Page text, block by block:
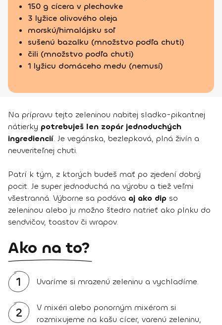
150 g cícera v plechovke
3 lyžice olivového oleja
morskú/himalájsku soľ
sušenú bazalku (množstvo podľa chuti)
čili (množstvo podľa chuti)
1 lyžicu domáceho medu (nemusí)
Na prípravu tejto zeleninou nabitej sladko-pikantnej
nátierky potrebuješ len zopár jednoduchých
ingrediencií. Je vegánska, bezlepková, plná živín a
neuveriteľnej chuti.
Patrí k tým, z ktorých budeš mať po zjedení dobrý
pocit. Je super jednoduchá na výrobu a tiež veľmi
všestranná. Výborne sa podáva aj ako dip so
zeleninou alebo ju možno štedro natrieť ako plnku do
sendvičov, toastov či wrapov.
Ako na to?
1 Uvaríme si mrazenú zeleninu a vychladíme.
2
V mixéri alebo ponorným mixérom si
rozmixujeme na kašu cícer, varenú zeleninu,